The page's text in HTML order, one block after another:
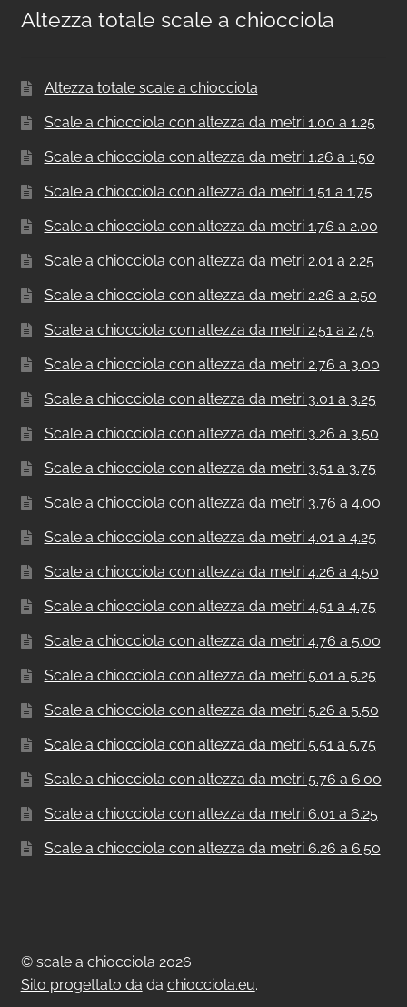
Altezza totale scale a chiocciola
Altezza totale scale a chiocciola
Scale a chiocciola con altezza da metri 1.00 a 1.25
Scale a chiocciola con altezza da metri 1.26 a 1.50
Scale a chiocciola con altezza da metri 1.51 a 1.75
Scale a chiocciola con altezza da metri 1.76 a 2.00
Scale a chiocciola con altezza da metri 2.01 a 2.25
Scale a chiocciola con altezza da metri 2.26 a 2.50
Scale a chiocciola con altezza da metri 2.51 a 2.75
Scale a chiocciola con altezza da metri 2.76 a 3.00
Scale a chiocciola con altezza da metri 3.01 a 3.25
Scale a chiocciola con altezza da metri 3.26 a 3.50
Scale a chiocciola con altezza da metri 3.51 a 3.75
Scale a chiocciola con altezza da metri 3.76 a 4.00
Scale a chiocciola con altezza da metri 4.01 a 4.25
Scale a chiocciola con altezza da metri 4.26 a 4.50
Scale a chiocciola con altezza da metri 4.51 a 4.75
Scale a chiocciola con altezza da metri 4.76 a 5.00
Scale a chiocciola con altezza da metri 5.01 a 5.25
Scale a chiocciola con altezza da metri 5.26 a 5.50
Scale a chiocciola con altezza da metri 5.51 a 5.75
Scale a chiocciola con altezza da metri 5.76 a 6.00
Scale a chiocciola con altezza da metri 6.01 a 6.25
Scale a chiocciola con altezza da metri 6.26 a 6.50
© scale a chiocciola 2026
Sito progettato da da chiocciola.eu.